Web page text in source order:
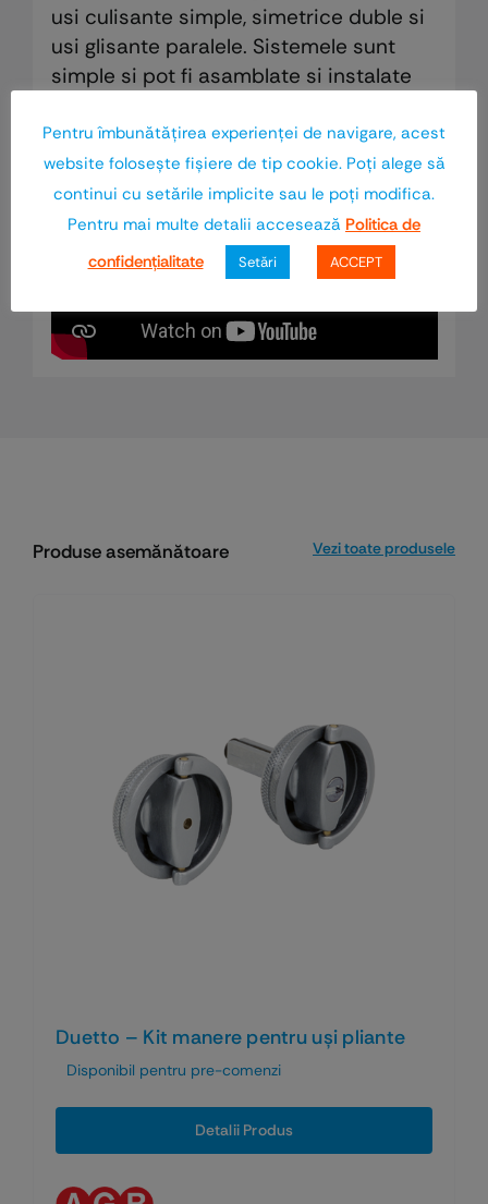
usi culisante simple, simetrice duble si
usi glisante paralele. Sistemele sunt
simple si pot fi asamblate si instalate
Produse asemănătoare Vezi toate produsele
Duetto – Kit manere pentru uși pliante
Disponibil pentru pre-comenzi
Detalii Produs
Pentru îmbunătăţirea experienţei de navigare, acest
website foloseşte fişiere de tip cookie. Poţi alege să
continui cu setările implicite sau le poţi modifica.
Pentru mai multe detalii accesează Politica de
confidenţialitate
Setări ACCEPT